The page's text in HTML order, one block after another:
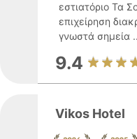
εστιατόριο Τα
επιχείρηση
γνωστά σημεία
9.4
Vikos Hotel